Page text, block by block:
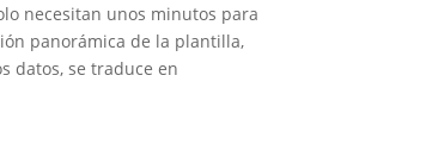
necesitan unos minutos para
panorámica de la plantilla,
datos, se traduce en